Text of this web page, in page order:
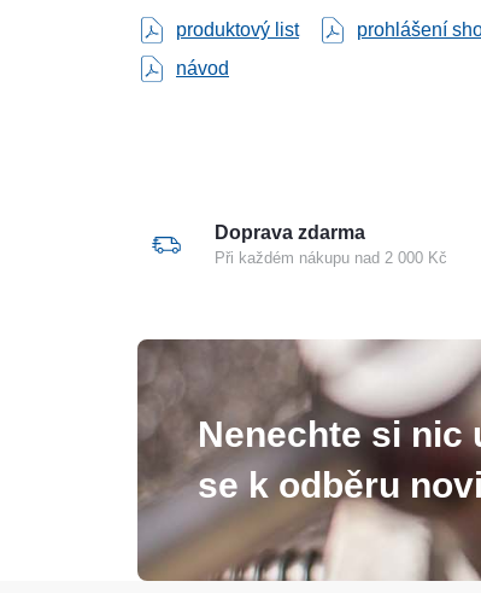
produktový list prohlášení
návod
Doprava zdarma
Při každém nákupu nad 2 000 Kč
Nenechte si nic
se k odběru